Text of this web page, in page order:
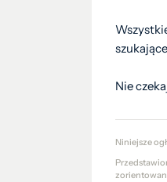
Nie
Niniejsze